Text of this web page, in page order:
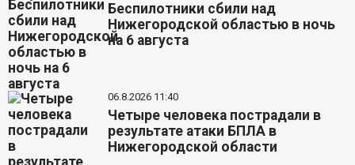
Беспилотники сбили над
Нижегородской областью в ночь
на 6 августа
06.8.2026 11:40
Четыре человека пострадали в
результате атаки БПЛА в
Нижегородской области